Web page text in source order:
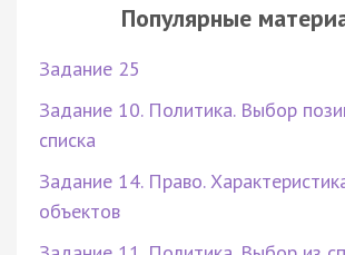
Популярные
Задание 25
Задание 10. Политика. Выбор
списка
Задание 14. Право.
объектов